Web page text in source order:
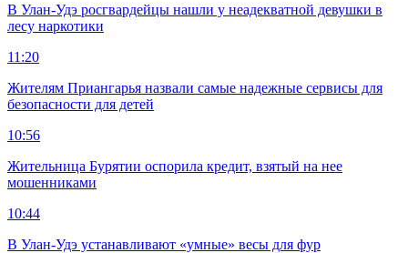
В Улан-Удэ росгвардейцы нашли у неадекватной девушки в
лесу наркотики
11:20
Жителям Приангарья назвали самые надежные сервисы для
безопасности для детей
10:56
Жительница Бурятии оспорила кредит, взятый на нее
мошенниками
10:44
В Улан-Удэ устанавливают «умные» весы для фур